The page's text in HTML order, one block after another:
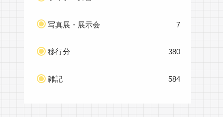
写真展・展示会 7
移行分 380
雑記 584